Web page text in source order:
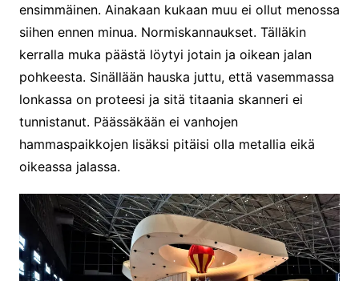
ensimmäinen. Ainakaan kukaan muu ei ollut menossa
siihen ennen minua. Normiskannaukset. Tälläkin
kerralla muka päästä löytyi jotain ja oikean jalan
pohkeesta. Sinällään hauska juttu, että vasemmassa
lonkassa on proteesi ja sitä titaania skanneri ei
tunnistanut. Päässäkään ei vanhojen
hammaspaikkojen lisäksi pitäisi olla metallia eikä
oikeassa jalassa.